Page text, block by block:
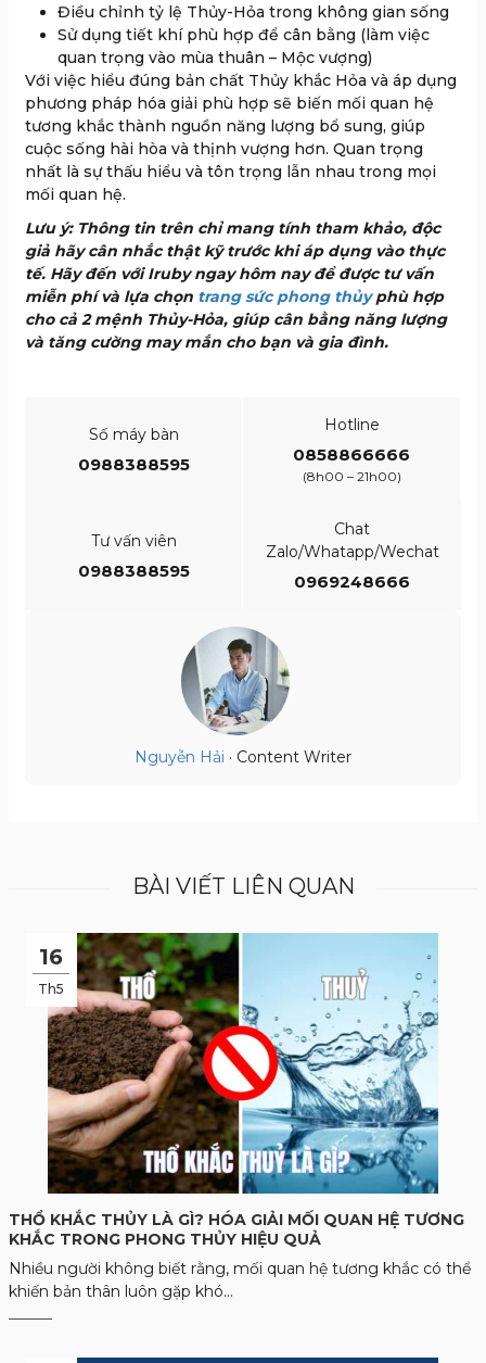
Điều chỉnh tỷ lệ Thủy-Hỏa trong không gian sống
Sử dụng tiết khí phù hợp để cân bằng (làm việc
quan trọng vào mùa thuân – Mộc vượng)
Với việc hiểu đúng bản chất Thủy khắc Hỏa và áp dụng
phương pháp hóa giải phù hợp sẽ biến mối quan hệ
tương khắc thành nguồn năng lượng bổ sung, giúp
cuộc sống hài hòa và thịnh vượng hơn. Quan trọng
nhất là sự thấu hiểu và tôn trọng lẫn nhau trong mọi
mối quan hệ.
Lưu ý: Thông tin trên chỉ mang tính tham khảo, độc
giả hãy cân nhắc thật kỹ trước khi áp dụng vào thực
tế. Hãy đến với Iruby ngay hôm nay để được tư vấn
miễn phí và lựa chọn trang sức phong thủyphù hợp
cho cả 2 mệnh Thủy-Hỏa, giúp cân bằng năng lượng
và tăng cường may mắn cho bạn và gia đình.
Số máy bàn
0988388595
Hotline
0858866666
(8h00 – 21h00)
Tư vấn viên
0988388595
Chat
Zalo/Whatapp/Wechat
0969248666
Nguyễn Hải · Content Writer
BÀI VIẾT LIÊN QUAN
16
Th5
THỔ KHẮC THỦY LÀ GÌ? HÓA GIẢI MỐI QUAN HỆ TƯƠNG
KHẮC TRONG PHONG THỦY HIỆU QUẢ
Nhiều người không biết rằng, mối quan hệ tương khắc có thể
khiến bản thân luôn gặp khó...